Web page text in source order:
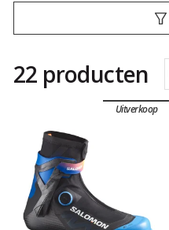
22 producten
Uitverkoop